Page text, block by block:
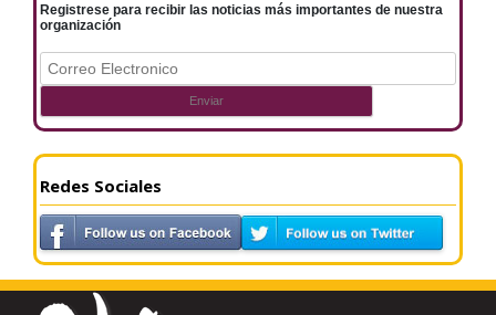
Registrese para recibir las noticias más importantes de nuestra
organización
Redes Sociales